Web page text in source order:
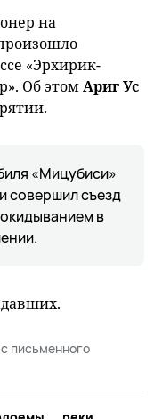
на
«Эрхирик-
Об этомАриг Ус
«Мицубиси»
совершил съезд
в
письменного